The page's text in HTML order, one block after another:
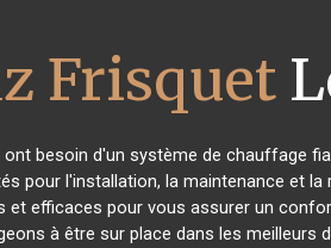
Frisquet
ont besoin d'un système de chauffage
pour l'installation, la maintenance et
efficaces pour vous assurer un
à être sur place dans les meilleurs